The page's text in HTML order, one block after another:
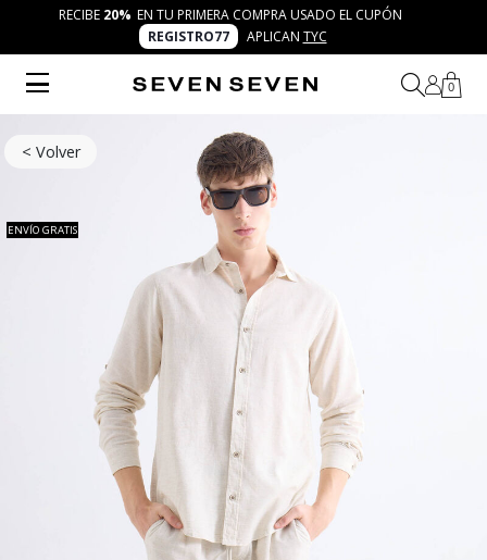
RECIBE 20% EN TU PRIMERA COMPRA USADO EL CUPÓN
REGISTRO77
APLICAN TYC
0
< Volver
ENVÍO GRATIS